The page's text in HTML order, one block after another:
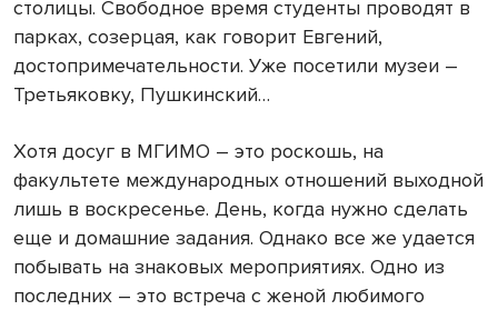
столицы. Свободное время студенты проводят в
парках, созерцая, как говорит Евгений,
достопримечательности. Уже посетили музеи –
Третьяковку, Пушкинский…
Хотя досуг в МГИМО – это роскошь, на
факультете международных отношений выходной
лишь в воскресенье. День, когда нужно сделать
еще и домашние задания. Однако все же удается
побывать на знаковых мероприятиях. Одно из
последних – это встреча с женой любимого